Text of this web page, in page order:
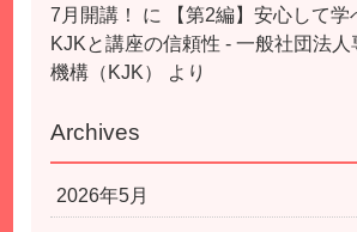
7月開講！ に
【第2編】安心して
KJKと講座の信頼性 - 一般社団法人
機構（KJK）
より
Archives
2026年5月